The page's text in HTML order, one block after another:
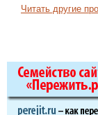
Читать другие